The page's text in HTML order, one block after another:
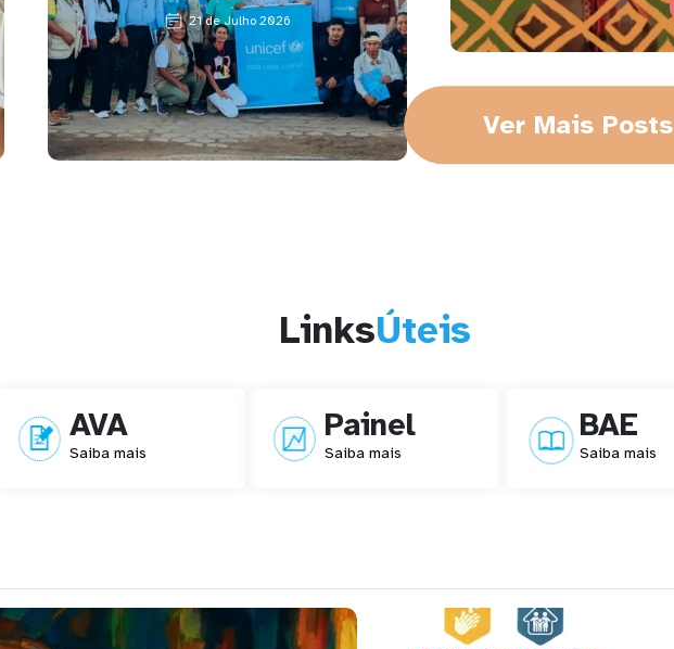
21 de Julho 2026
Ver Mais Posts
LinksÚteis
AVA
Saiba mais
Painel
Saiba mais
BAE
Saiba mais